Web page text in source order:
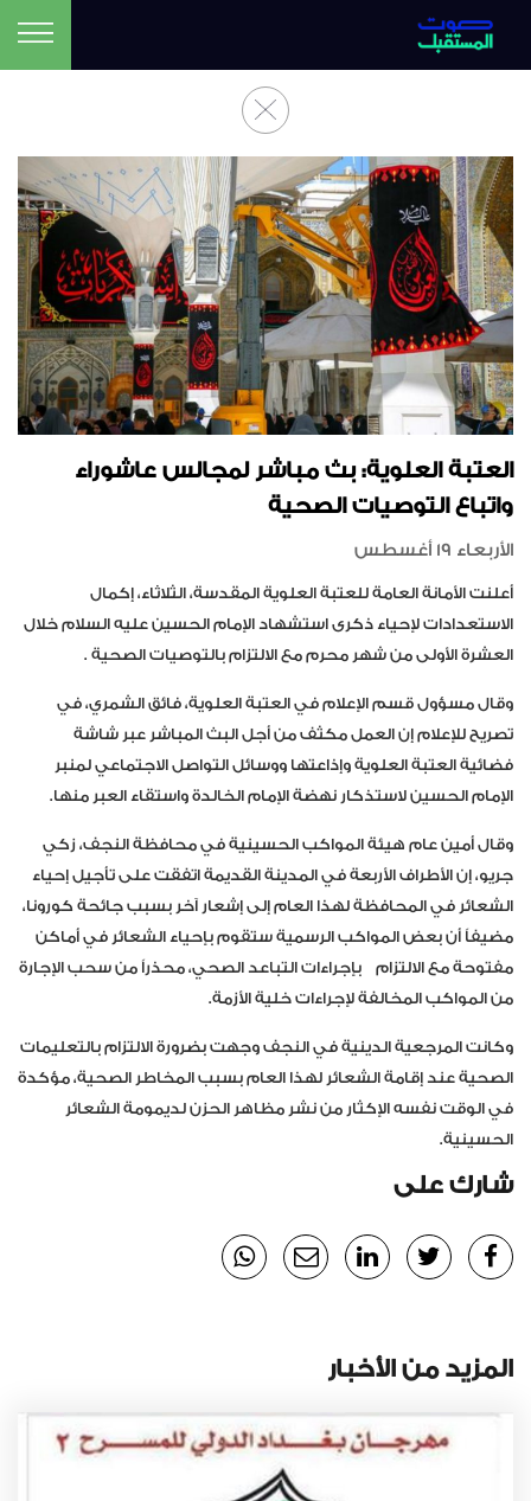
العتبة العلوية: بث مباشر لمجالس عاشوراء
واتباع التوصيات الصحية
الأربعاء 19 أغسطس
أعلنت الأمانة العامة للعتبة العلوية المقدسة، الثلاثاء، إكمال
الاستعدادات لإحياء ذكرى استشهاد الإمام الحسين عليه السلام خلال
العشرة الأولى من شهر محرم مع الالتزام بالتوصيات الصحية .
وقال مسؤول قسم الإعلام في العتبة العلوية، فائق الشمري، في
تصريح للإعلام إن العمل مكثف من أجل البث المباشر عبر شاشة
فضائية العتبة العلوية وإذاعتها ووسائل التواصل الاجتماعي لمنبر
الإمام الحسين لاستذكار نهضة الإمام الخالدة واستقاء العبر منها.
وقال أمين عام هيئة المواكب الحسينية في محافظة النجف، زكي
جريو، إن الأطراف الأربعة في المدينة القديمة اتفقت على تأجيل إحياء
الشعائر في المحافظة لهذا العام إلى إشعار آخر بسبب جائحة كورونا،
مضيفاً أن بعض المواكب الرسمية ستقوم بإحياء الشعائر في أماكن
مفتوحة مع الالتزام بإجراءات التباعد الصحي، محذراً من سحب الإجارة
من المواكب المخالفة لإجراءات خلية الأزمة.
وكانت المرجعية الدينية في النجف وجهت بضرورة الالتزام بالتعليمات
الصحية عند إقامة الشعائر لهذا العام بسبب المخاطر الصحية، مؤكدة
في الوقت نفسه الإكثار من نشر مظاهر الحزن لديمومة الشعائر
الحسينية.
شارك على
المزيد من الأخبار